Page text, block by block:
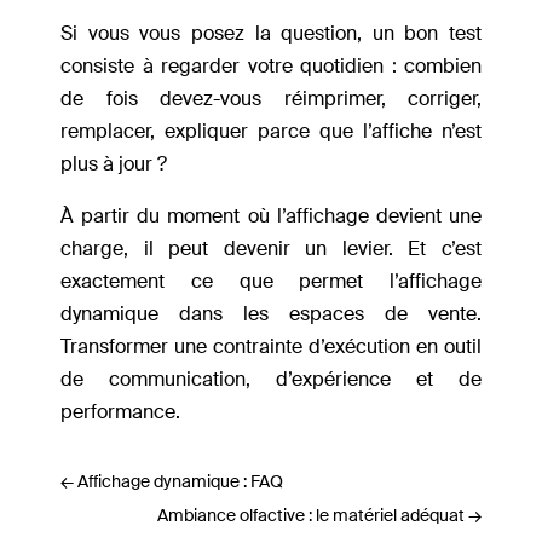
Si vous vous posez la question, un bon test
consiste à regarder votre quotidien : combien
de fois devez-vous réimprimer, corriger,
remplacer, expliquer parce que l’affiche n’est
plus à jour ?
À partir du moment où l’affichage devient une
charge, il peut devenir un levier. Et c’est
exactement ce que permet l’affichage
dynamique dans les espaces de vente.
Transformer une contrainte d’exécution en outil
de communication, d’expérience et de
performance.
←Affichage dynamique : FAQ
Ambiance olfactive : le matériel adéquat →